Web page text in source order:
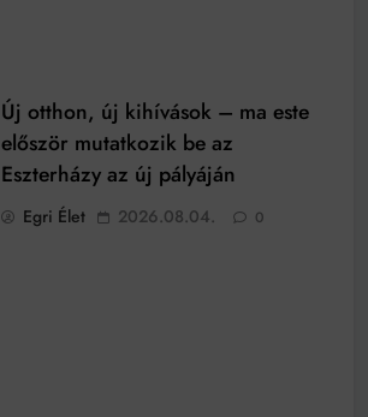
Új otthon, új kihívások – ma este
először mutatkozik be az
Eszterházy az új pályáján
Egri Élet 2026.08.04. 0